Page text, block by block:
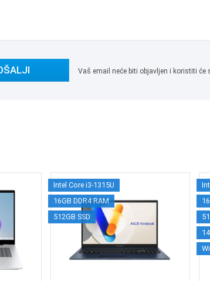
Vaš email neće biti objavljen i koristiti
Intel Core i3-1315U
16GB DDR4 RAM
512GB SSD